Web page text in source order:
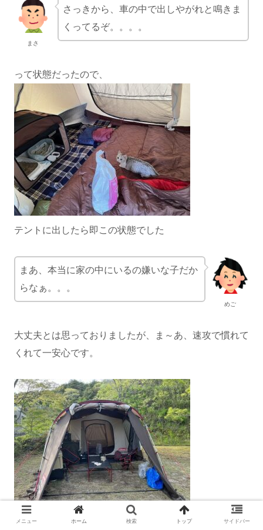
まさ
さっきから、車の中で出しやがれと鳴きま
くってるぞ。。。。
って状態だったので、
テントに出したら即この状態でした
めご
まあ、本当に家の中にいるの嫌いな子だか
らなぁ。。。
大丈夫とは思っておりましたが、ま～あ、速攻で慣れて
くれて一安心です。
あとは相変わらず、の~んびりと過ごしました。はぁ、
メニュー ホーム 検索 トップ サイドバー